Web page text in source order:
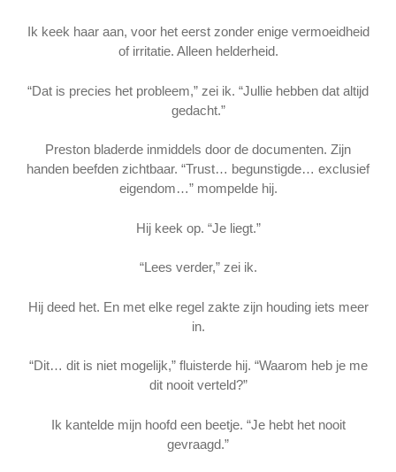
Ik keek haar aan, voor het eerst zonder enige vermoeidheid
of irritatie. Alleen helderheid.
“Dat is precies het probleem,” zei ik. “Jullie hebben dat altijd
gedacht.”
Preston bladerde inmiddels door de documenten. Zijn
handen beefden zichtbaar. “Trust… begunstigde… exclusief
eigendom…” mompelde hij.
Hij keek op. “Je liegt.”
“Lees verder,” zei ik.
Hij deed het. En met elke regel zakte zijn houding iets meer
in.
“Dit… dit is niet mogelijk,” fluisterde hij. “Waarom heb je me
dit nooit verteld?”
Ik kantelde mijn hoofd een beetje. “Je hebt het nooit
gevraagd.”